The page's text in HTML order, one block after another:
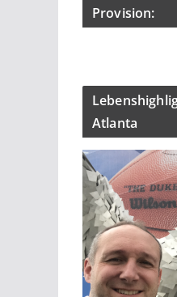
Provision:
Atlanta